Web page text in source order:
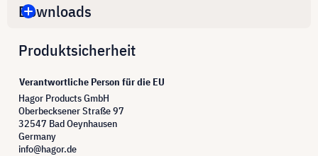
Downloads
Produktsicherheit
Verantwortliche Person für die EU
Hagor Products GmbH
Oberbecksener Straße 97
32547 Bad Oeynhausen
Germany
info@hagor.de